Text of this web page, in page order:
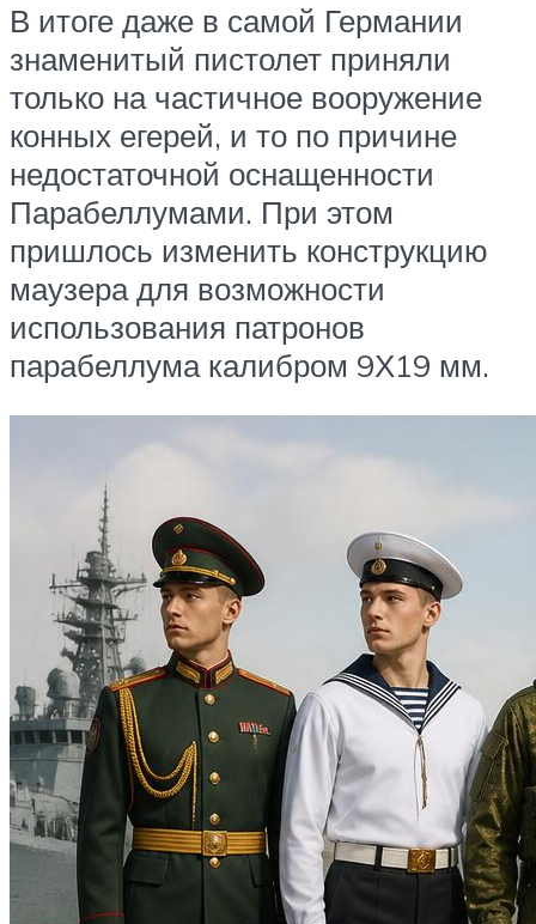
В итоге даже в самой Германии
знаменитый пистолет приняли
только на частичное вооружение
конных егерей, и то по причине
недостаточной оснащенности
Парабеллумами. При этом
пришлось изменить конструкцию
маузера для возможности
использования патронов
парабеллума калибром 9Х19 мм.